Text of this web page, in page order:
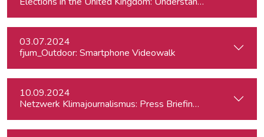
03.07.2024
fjum_Outdoor: Smartphone Videowalk
10.09.2024
Netzwerk Klimajournalismus: Press Briefing zur